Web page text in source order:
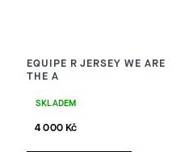
EQUIPE R JERSEY WE ARE
THE A
SKLADEM
4 000 Kč